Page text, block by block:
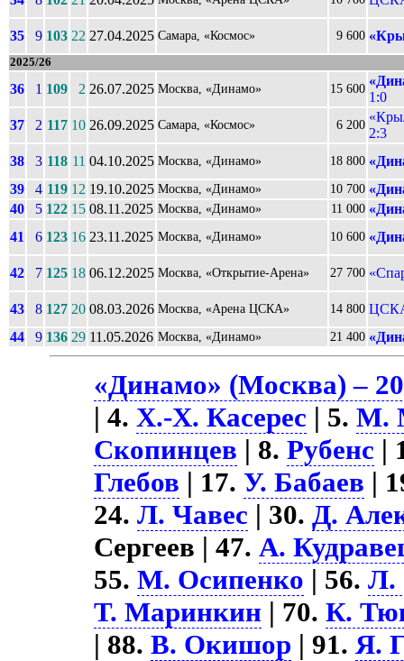
35 9 103 22 27.04.2025 Самара, «Космос» 9 600
2025/26
36 1 109 2 26.07.2025 Москва, «Динамо» 15 600
1:0
37
2 117 10 26.09.2025 Самара, «Космос» 6 200
2:3
38
3 118 11 04.10.2025 Москва, «Динамо» 18 800
39
4 119 12 19.10.2025 Москва, «Динамо» 10 700
40
5 122 15 08.11.2025 Москва, «Динамо» 11 000
41
6 123 16 23.11.2025 Москва, «Динамо» 10 600
42 7 125 18 06.12.2025 Москва, «Открытие-Арена» 27 700
43 8 127 20 08.03.2026 Москва, «Арена ЦСКА» 14 800
44
9 136 29 11.05.2026 Москва, «Динамо» 21 400
«Динамо» (Москва) –
| 4. Х.-Х. Касерес | 5.М.
Скопинцев | 8.Рубенс |
Глебов | 17.У. Бабаев |
24.Л. Чавес | 30.Д.
Сергеев | 47.А.
55.М. Осипенко | 56.Л.
Т. Маринкин | 70.К.
| 88.В. Окишор | 91.Я.